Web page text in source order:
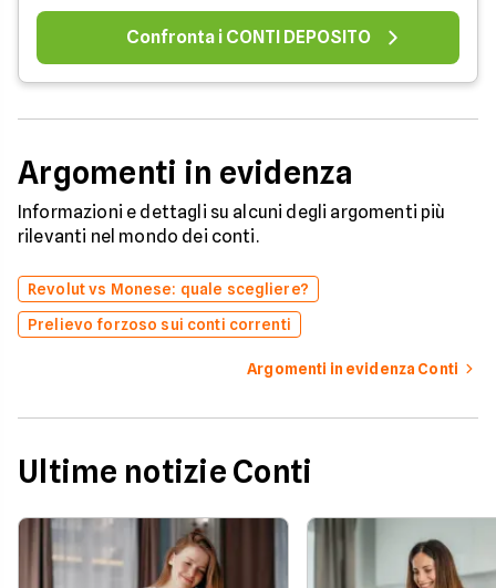
Confronta i CONTI DEPOSITO
Argomenti in evidenza
Informazioni e dettagli su alcuni degli argomenti più
rilevanti nel mondo dei conti.
Revolut vs Monese: quale scegliere?
Prelievo forzoso sui conti correnti
Argomenti in evidenza Conti
Ultime notizie Conti